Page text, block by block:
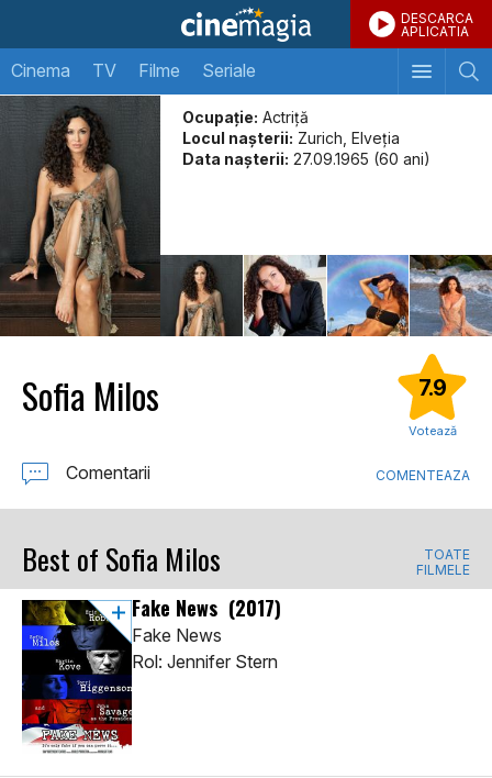
DESCARCA
APLICATIA
Cinema TV Filme Seriale
Ocupație: Actriță
Locul naşterii: Zurich, Elveția
Data naşterii: 27.09.1965 (60 ani)
Sofia Milos 7.9
Votează
Comentarii COMENTEAZA
Best of Sofia Milos
TOATE
FILMELE
Fake News (2017)
Fake News
Rol: Jennifer Stern